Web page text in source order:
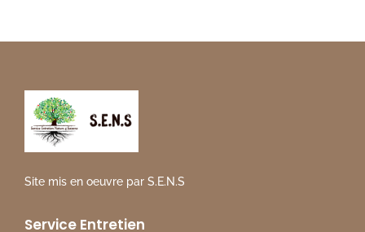
Site mis en oeuvre par S.E.N.S
Service Entretien